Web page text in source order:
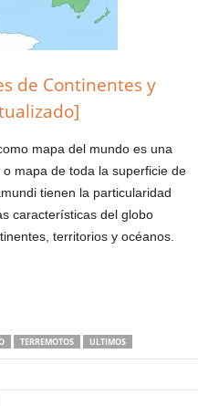
de Continentes y
mapa del mundo es una
mapa de toda la superficie de
tienen la particularidad
características del globo
territorios y océanos.
TERREMOTOS ULTIMOS